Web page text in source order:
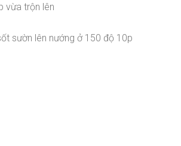
vừa trộn lên
sườn lên nướng ở 150 độ 10p